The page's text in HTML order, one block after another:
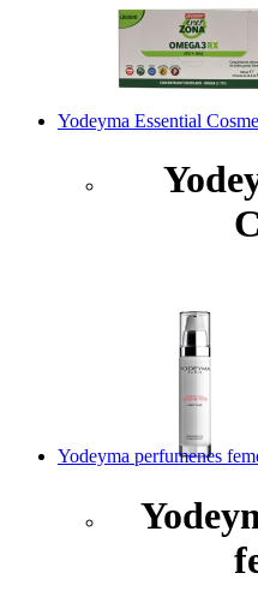
Yodeyma Essential
Yodeyma perfumenes